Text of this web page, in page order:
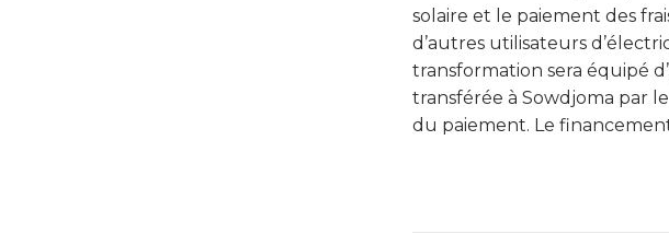
solaire et le paiement des
d’autres utilisateurs
transformation sera équipé
transférée à Sowdjoma par
du paiement. Le